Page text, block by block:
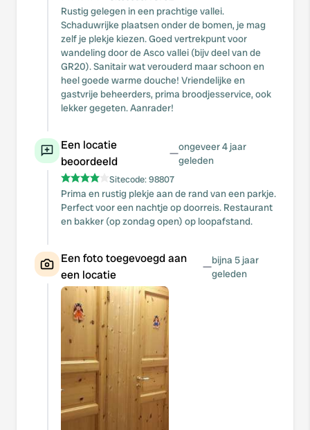
Rustig gelegen in een prachtige vallei.
Schaduwrijke plaatsen onder de bomen, je mag
zelf je plekje kiezen. Goed vertrekpunt voor
wandeling door de Asco vallei (bijv deel van de
GR20). Sanitair wat verouderd maar schoon en
heel goede warme douche! Vriendelijke en
gastvrije beheerders, prima broodjesservice, ook
lekker gegeten. Aanrader!
Een locatie
beoordeeld
—ongeveer 4 jaar
geleden
Sitecode:98807
Prima en rustig plekje aan de rand van een parkje.
Perfect voor een nachtje op doorreis. Restaurant
en bakker (op zondag open) op loopafstand.
Een foto toegevoegd aan
een locatie
—bijna 5 jaar
geleden